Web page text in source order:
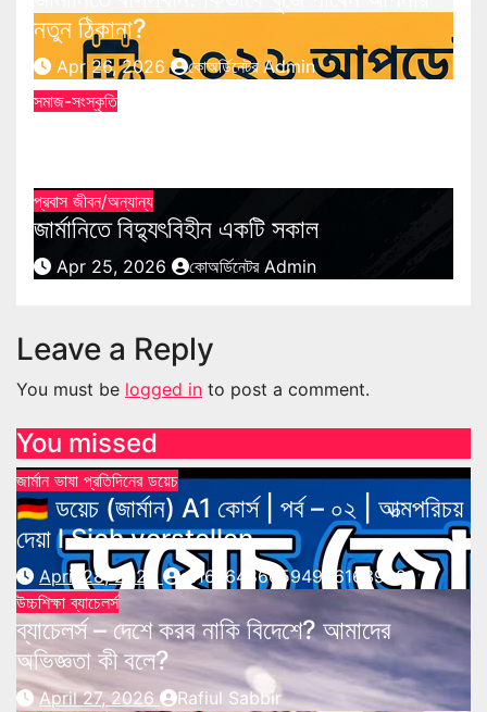
নতুন ঠিকানা?
Apr 26, 2026
কোঅর্ডিনেটর Admin
সমাজ-সংস্কৃতি
প্রবাস জীবন/অন্যান্য
জার্মানিতে বিদ্যুৎবিহীন একটি সকাল
Apr 25, 2026 কোঅর্ডিনেটর Admin
Leave a Reply
You must be logged in to post a comment.
You missed
জার্মান ভাষা প্রতিদিনের ডয়েচ
🇩🇪 ডয়েচ (জার্মান) A1 কোর্স | পর্ব – ০২ | আত্মপরিচয়
দেয়া l Sich vorstellen
April 28, 2026
s116764866594926163902
উচ্চশিক্ষাব্যাচেলর্স
ব্যাচেলর্স – দেশে করব নাকি বিদেশে? আমাদের
অভিজ্ঞতা কী বলে?
April 27, 2026
Rafiul Sabbir